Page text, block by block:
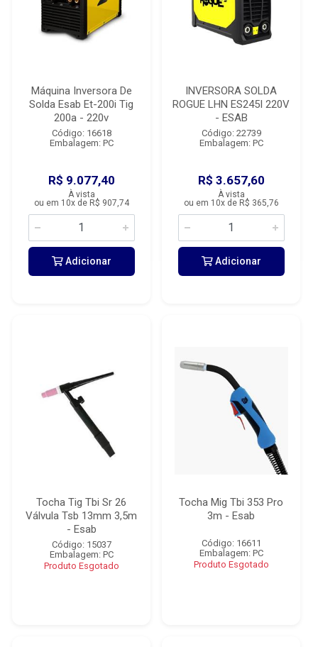
Máquina Inversora De
Solda Esab Et-200i Tig
200a - 220v
Código: 16618
Embalagem: PC
R$ 9.077,40
À vista
ou em 10x de R$ 907,74
Adicionar
INVERSORA SOLDA
ROGUE LHN ES245I 220V
- ESAB
Código: 22739
Embalagem: PC
R$ 3.657,60
À vista
ou em 10x de R$ 365,76
Adicionar
Tocha Tig Tbi Sr 26
Válvula Tsb 13mm 3,5m
- Esab
Código: 15037
Embalagem: PC
Produto Esgotado
Tocha Mig Tbi 353 Pro
3m - Esab
Código: 16611
Embalagem: PC
Produto Esgotado